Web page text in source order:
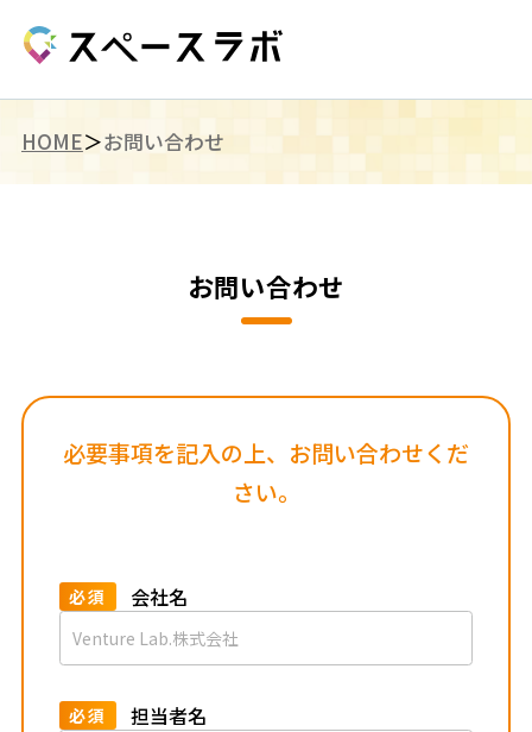
HOME お問い合わせ
お問い合わせ
必要事項を記入の上、お問い合わせくだ
さい。
必須 会社名
必須 担当者名